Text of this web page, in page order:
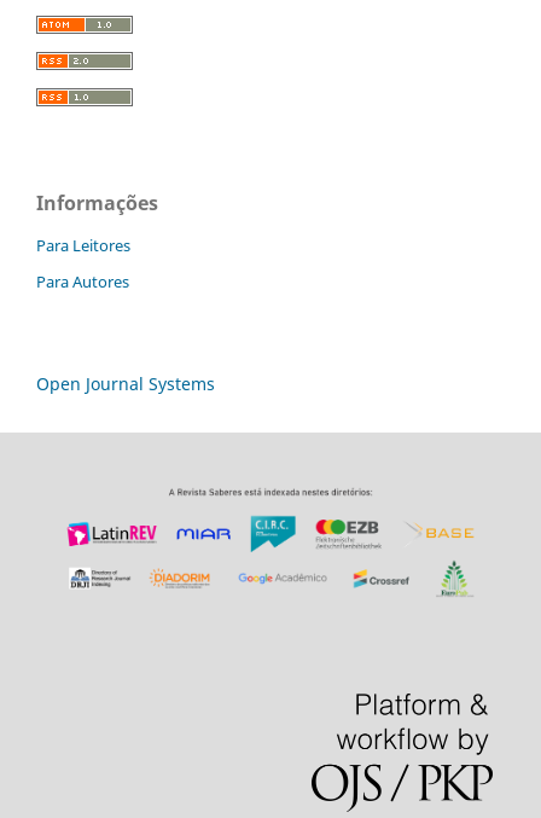
Informações
Para Leitores
Para Autores
Open Journal Systems